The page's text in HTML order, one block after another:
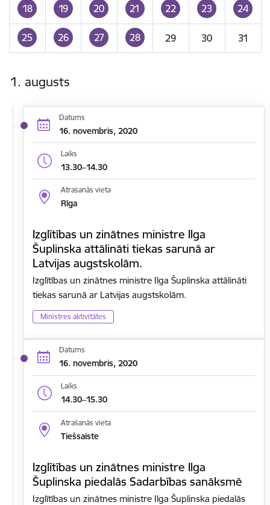
18 19 20 21 22 23 24
25 26 27 28 29 30 31
1. augusts
Datums
16. novembris, 2020
Laiks
13.30–14.30
Atrašanās vieta
Rīga
Izglītības un zinātnes ministre Ilga
Šuplinska attālināti tiekas sarunā ar
Latvijas augstskolām.
Izglītības un zinātnes ministre Ilga Šuplinska attālināti
tiekas sarunā ar Latvijas augstskolām.
Ministres aktivitātes
Datums
16. novembris, 2020
Laiks
14.30–15.30
Atrašanās vieta
Tiešsaiste
Izglītības un zinātnes ministre Ilga
Šuplinska piedalās Sadarbības sanāksmē
Izglītības un zinātnes ministre Ilga Šuplinska piedalās